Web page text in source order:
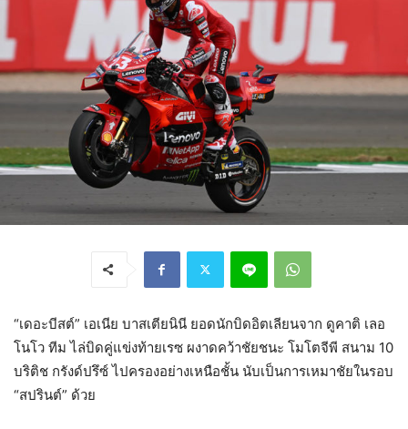
“เดอะบีสต์” เอเนีย บาสเตียนินี ยอดนักบิดอิตเลียนจาก ดูคาติ เลอ
โนโว ทีม ไล่บิดคู่แข่งท้ายเรซ ผงาดคว้าชัยชนะ โมโตจีพี สนาม 10
บริติช กรังด์ปรึซ์ ไปครองอย่างเหนือชั้น นับเป็นการเหมาชัยในรอบ
“สปรินต์” ด้วย